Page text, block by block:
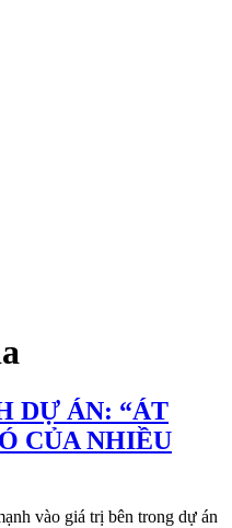
DỰ ÁN: “ÁT
CỦA NHIỀU
vào giá trị bên trong dự án